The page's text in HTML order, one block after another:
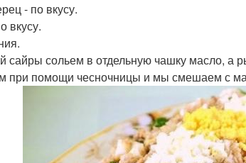
- по вкусу.
вкусу.
сайры сольем в отдельную чашку масло, а
при помощи чесночницы и мы смешаем с